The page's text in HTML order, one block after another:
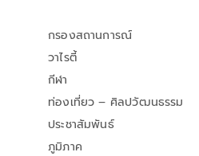
กรองสถานการณ์
วาไรตี้
กีฬา
ท่องเที่ยว – ศิลปวัฒนธรรม
ประชาสัมพันธ์
ภูมิภาค